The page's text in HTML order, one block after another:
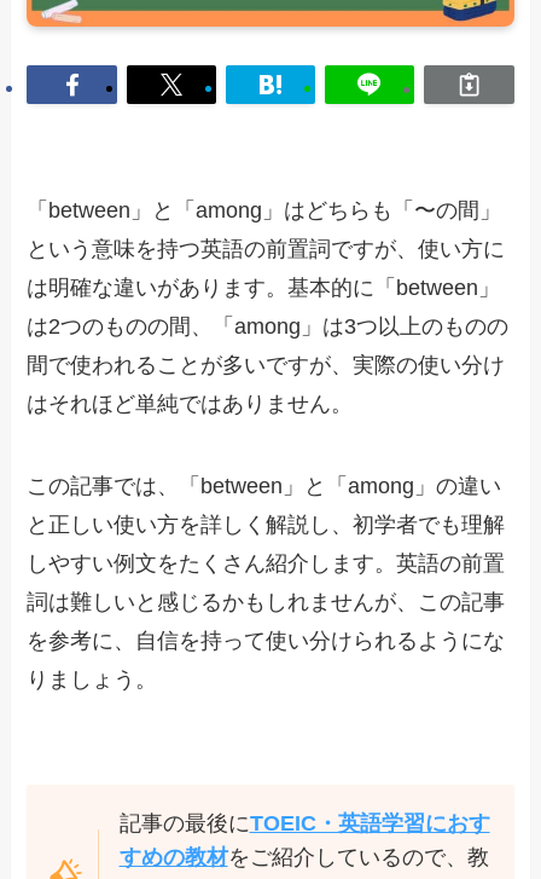
「between」と「among」はどちらも「〜の間」
という意味を持つ英語の前置詞ですが、使い方に
は明確な違いがあります。基本的に「between」
は2つのものの間、「among」は3つ以上のものの
間で使われることが多いですが、実際の使い分け
はそれほど単純ではありません。
この記事では、「between」と「among」の違い
と正しい使い方を詳しく解説し、初学者でも理解
しやすい例文をたくさん紹介します。英語の前置
詞は難しいと感じるかもしれませんが、この記事
を参考に、自信を持って使い分けられるようにな
りましょう。
記事の最後にTOEIC・英語学習におす
すめの教材をご紹介しているので、教